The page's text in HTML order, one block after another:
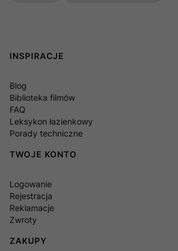
Linki w stopce
INSPIRACJE
Blog
Biblioteka filmów
FAQ
Leksykon łazienkowy
Porady techniczne
TWOJE KONTO
Logowanie
Rejestracja
Reklamacje
Zwroty
ZAKUPY